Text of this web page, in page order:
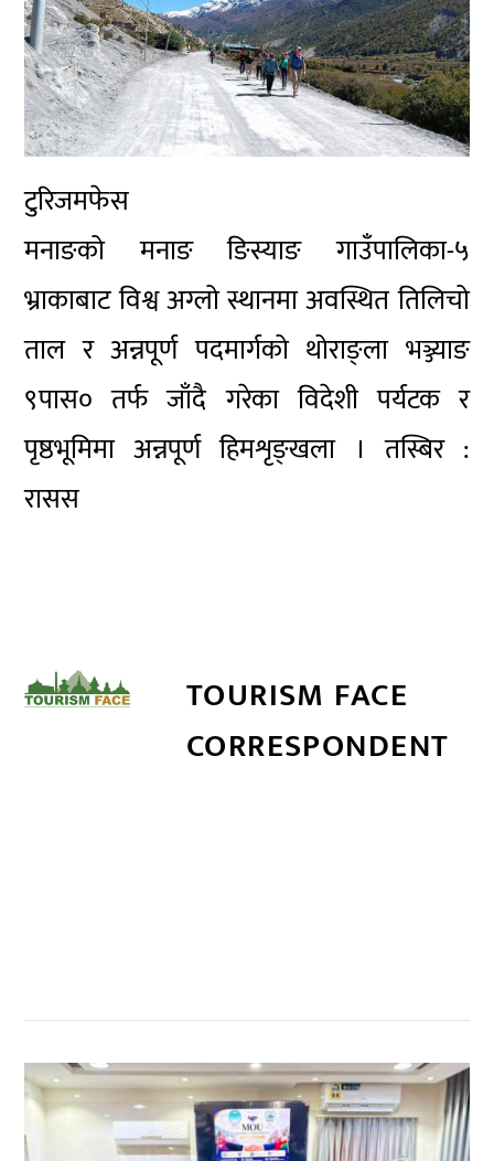
टुरिजमफेस
मनाङको मनाङ ङिस्याङ गाउँपालिका-५
भ्राकाबाट विश्व अग्लो स्थानमा अवस्थित तिलिचो
ताल र अन्नपूर्ण पदमार्गको थोराङ्ला भञ्ज्याङ
९पास० तर्फ जाँदै गरेका विदेशी पर्यटक र
पृष्ठभूमिमा अन्नपूर्ण हिमशृङ्खला । तस्बिर :
रासस
TOURISM FACE
CORRESPONDENT
,,